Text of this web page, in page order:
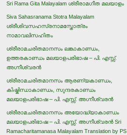
Sri Rama Gita Malayalam ശ്രീരാമഗീത മലയാളം
Siva Sahasranama Stotra Malayalam
ശ്രീശിവസഹസ്രനാമസ്തോത്രം
നാമാവലിസഹിതം
ശ്രീരാമചരിതമാനസം ലങ്കാകാണ്ഡം,
ഉത്തരകാണ്ഡം മലയാളപരിഭാഷ – പി. എസ്സ്.
അഗ്നീശ്വരന്‍
ശ്രീരാമചരിതമാനസം ആരണ്യകാണ്ഡം,
കിഷ്കിന്ധാകാണ്ഡം, സുന്ദരകാണ്ഡം
മലയാളപരിഭാഷ – പി. എസ്സ്. അഗ്നീശ്വരന്‍
ശ്രീരാമചരിതമാനസം അയോദ്ധ്യാകാണ്ഡം
മലയാളപരിഭാഷ – പി. എസ്സ്. അഗ്നീശ്വരന്‍ Sri
Ramacharitamanasa Malayalam Translation by PS